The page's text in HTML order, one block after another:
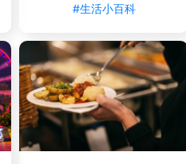
#生活小百科